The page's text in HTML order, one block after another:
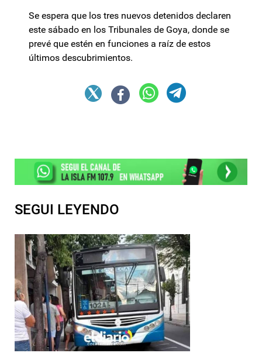
Se espera que los tres nuevos detenidos declaren
este sábado en los Tribunales de Goya, donde se
prevé que estén en funciones a raíz de estos
últimos descubrimientos.
SEGUI LEYENDO